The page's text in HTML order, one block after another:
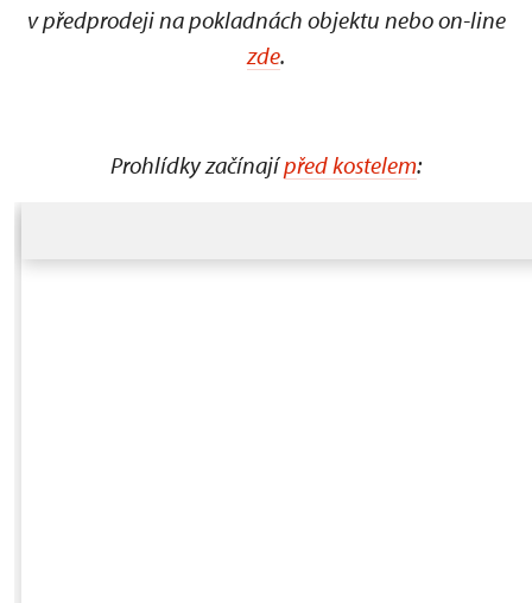
v předprodeji na pokladnách objektu nebo on-line
zde.
Prohlídky začínajípřed kostelem: